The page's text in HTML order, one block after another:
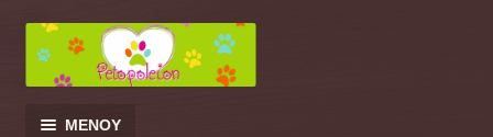
Απευθείας
μετάβαση
στην
πλοήγηση
Μετάβαση
σε
περιεχόμενο
ΜΕΝΟΎ